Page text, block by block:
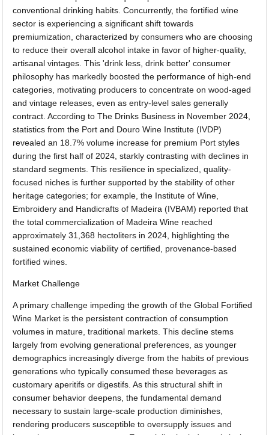
conventional drinking habits. Concurrently, the fortified wine
sector is experiencing a significant shift towards
premiumization, characterized by consumers who are choosing
to reduce their overall alcohol intake in favor of higher-quality,
artisanal vintages. This 'drink less, drink better' consumer
philosophy has markedly boosted the performance of high-end
categories, motivating producers to concentrate on wood-aged
and vintage releases, even as entry-level sales generally
contract. According to The Drinks Business in November 2024,
statistics from the Port and Douro Wine Institute (IVDP)
revealed an 18.7% volume increase for premium Port styles
during the first half of 2024, starkly contrasting with declines in
standard segments. This resilience in specialized, quality-
focused niches is further supported by the stability of other
heritage categories; for example, the Institute of Wine,
Embroidery and Handicrafts of Madeira (IVBAM) reported that
the total commercialization of Madeira Wine reached
approximately 31,368 hectoliters in 2024, highlighting the
sustained economic viability of certified, provenance-based
fortified wines.
Market Challenge
A primary challenge impeding the growth of the Global Fortified
Wine Market is the persistent contraction of consumption
volumes in mature, traditional markets. This decline stems
largely from evolving generational preferences, as younger
demographics increasingly diverge from the habits of previous
generations who typically consumed these beverages as
customary aperitifs or digestifs. As this structural shift in
consumer behavior deepens, the fundamental demand
necessary to sustain large-scale production diminishes,
rendering producers susceptible to oversupply issues and